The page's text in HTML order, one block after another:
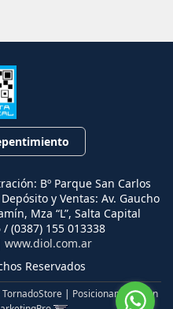
Bº Parque San Carlos
y Ventas: Av. Gaucho
Mza “L”, Salta Capital
/ (0387) 155 013338
www.diol.com.ar
Reservados
| Posicionamiento en